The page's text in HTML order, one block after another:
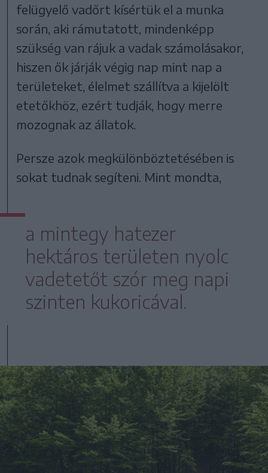
felügyelő vadőrt kísértük el a munka
során, aki rámutatott, mindenképp
szükség van rájuk a vadak számolásakor,
hiszen ők járják végig nap mint nap a
területeket, élelmet szállítva a kijelölt
etetőkhöz, ezért tudják, hogy merre
mozognak az állatok.
Persze azok megkülönböztetésében is
sokat tudnak segíteni. Mint mondta,
a mintegy hatezer
hektáros területen nyolc
vadetetőt szór meg napi
szinten kukoricával.